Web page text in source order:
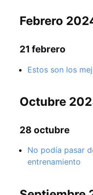
Febrero
21 febrero
Estos son los
Octubre
28 octubre
No podía pasar
entrenamiento